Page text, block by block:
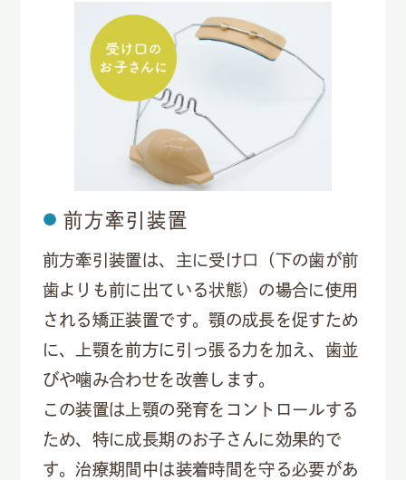
前方牽引装置
前方牽引装置は、主に受け口（下の歯が前
歯よりも前に出ている状態）の場合に使用
される矯正装置です。顎の成長を促すため
に、上顎を前方に引っ張る力を加え、歯並
びや噛み合わせを改善します。
この装置は上顎の発育をコントロールする
ため、特に成長期のお子さんに効果的で
す。治療期間中は装着時間を守る必要があ